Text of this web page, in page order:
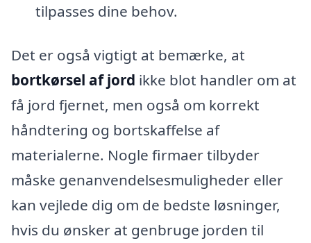
tilpasses dine behov.
Det er også vigtigt at bemærke, at
bortkørsel af jord ikke blot handler om at
få jord fjernet, men også om korrekt
håndtering og bortskaffelse af
materialerne. Nogle firmaer tilbyder
måske genanvendelsesmuligheder eller
kan vejlede dig om de bedste løsninger,
hvis du ønsker at genbruge jorden til